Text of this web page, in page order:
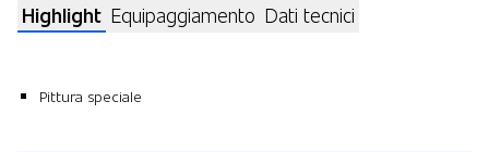
Highlight Equipaggiamento Dati tecnici
Pittura speciale